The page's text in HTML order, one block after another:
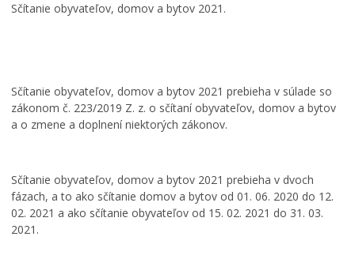
Sčítanie obyvateľov, domov a bytov 2021.
Sčítanie obyvateľov, domov a bytov 2021 prebieha v súlade so
zákonom č. 223/2019 Z. z. o sčítaní obyvateľov, domov a bytov
a o zmene a doplnení niektorých zákonov.
Sčítanie obyvateľov, domov a bytov 2021 prebieha v dvoch
fázach, a to ako sčítanie domov a bytov od 01. 06. 2020 do 12.
02. 2021 a ako sčítanie obyvateľov od 15. 02. 2021 do 31. 03.
2021.